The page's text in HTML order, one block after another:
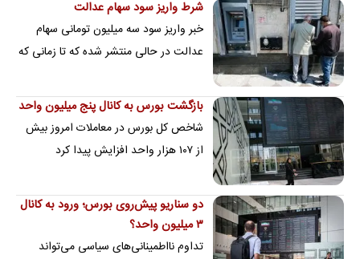
شرط واریز سود سهام عدالت
خبر واریز سود سه میلیون تومانی سهام
عدالت در حالی منتشر شده که تا زمانی که
مجامع خود را…
بازگشت بورس به کانال پنج میلیون واحد
شاخص کل بورس در معاملات امروز بیش
از ۱۰۷ هزار واحد افزایش پیدا کرد
دو سناریو پیش‌روی بورس؛ ورود به کانال
۳ میلیون واحد؟
تداوم نااطمینانی‌های سیاسی می‌تواند